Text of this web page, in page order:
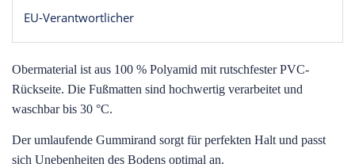
EU-Verantwortlicher
Obermaterial ist aus 100 % Polyamid mit rutschfester PVC-
Rückseite. Die Fußmatten sind hochwertig verarbeitet und
waschbar bis 30 °C.
Der umlaufende Gummirand sorgt für perfekten Halt und passt
sich Unebenheiten des Bodens optimal an.